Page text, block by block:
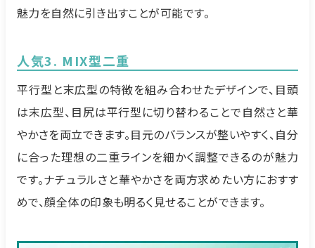
魅力を自然に引き出すことが可能です。
人気3. MIX型二重
平行型と末広型の特徴を組み合わせたデザインで、目頭
は末広型、目尻は平行型に切り替わることで自然さと華
やかさを両立できます。目元のバランスが整いやすく、自分
に合った理想の二重ラインを細かく調整できるのが魅力
です。ナチュラルさと華やかさを両方求めたい方におすす
めで、顔全体の印象も明るく見せることができます。